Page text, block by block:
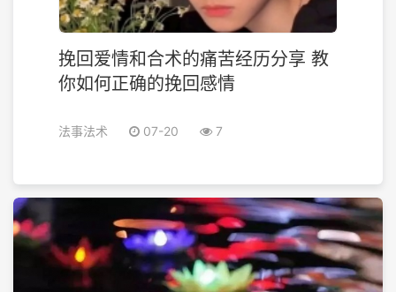
挽回爱情和合术的痛苦经历分享 教
你如何正确的挽回感情
法事法术 07-20 7